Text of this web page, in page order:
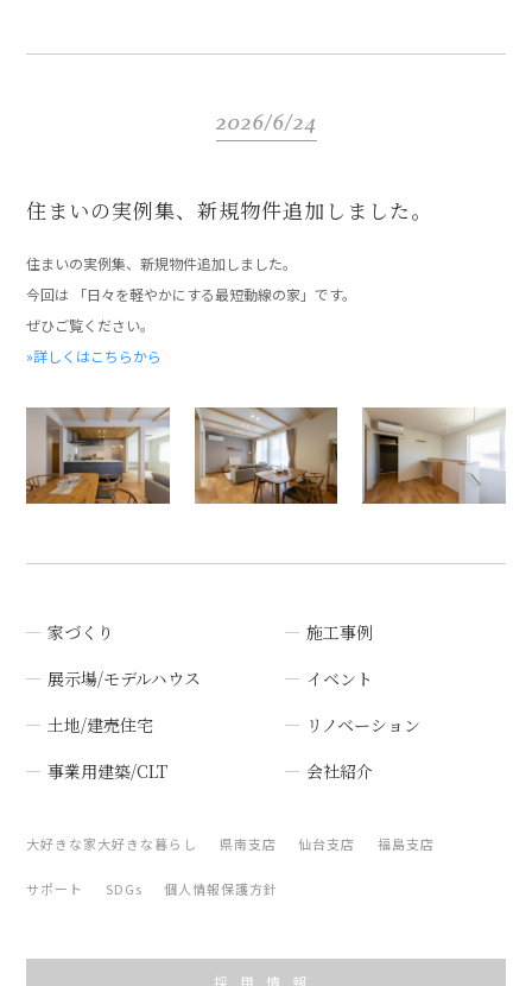
2026/6/24
住まいの実例集、新規物件追加しました。
住まいの実例集、新規物件追加しました。
今回は 「日々を軽やかにする最短動線の家」です。
ぜひご覧ください。
»詳しくはこちらから
家づくり
施工事例
展示場/モデルハウス
イベント
土地/建売住宅
リノベーション
事業用建築/CLT
会社紹介
大好きな家大好きな暮らし 県南支店 仙台支店 福島支店
サポート SDGs 個人情報保護方針
採用情報